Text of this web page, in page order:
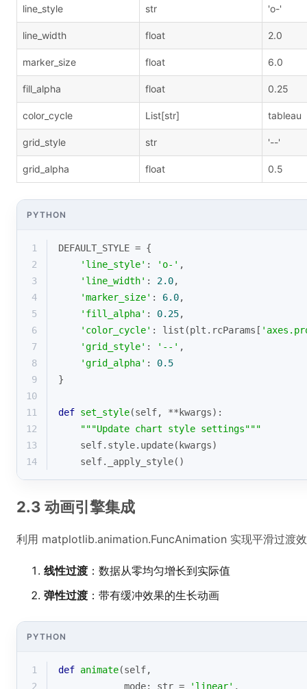
line_style str 'o-'
line_width float 2.0
marker_size float 6.0
fill_alpha float 0.25
color_cycle List[str] tableau
grid_style str '--'
grid_alpha float 0.5
PYTHON
1
DEFAULT_STYLE = {
2
'line_style' : 'o-' ,
3
'line_width' : 2.0,
4
'marker_size' : 6.0,
5
'fill_alpha' : 0.25,
6
'color_cycle' : list (plt.rcParams[
7
'grid_style' : '--' ,
8
'grid_alpha' : 0.5
9
}
10
11
def set_style(self, **kwargs):
12
"""Update chart style settings"""
13
    self.style.update(kwargs)
14
    self._apply_style()
2.3 动画引擎集成
利用 matplotlib.animation.FuncAnimation 实现平滑过渡
线性过渡 ：数据从零均匀增长到实际值
弹性过渡 ：带有缓冲效果的生长动画
PYTHON
1 def animate(self,
2
            mode:
str = 'linear' ,